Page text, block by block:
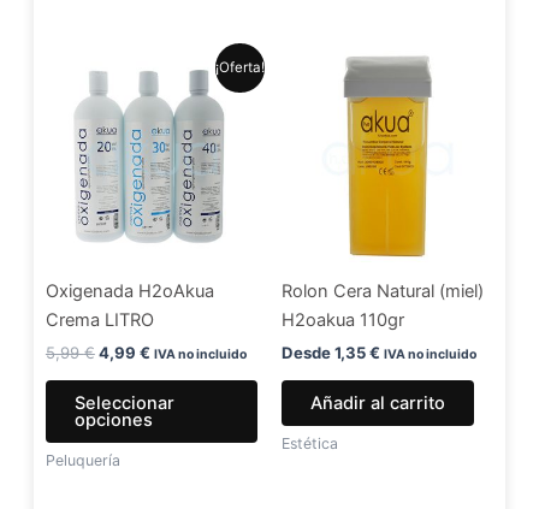
¡Oferta!
Oxigenada H2oAkua
Crema LITRO
5,99€
original
era:
5,99 €.
4,99 €
precio
actual
4,99 €.
IVA no incluido
Seleccionar
opciones
Este
producto
pueden
elegir
la
página
de
Peluquería
Rolon Cera Natural (miel)
H2oakua 110gr
Desde1,35€ IVA no incluido
Añadir al carrito
Estética